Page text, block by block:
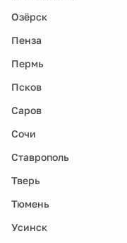
Озёрск
Пенза
Пермь
Псков
Саров
Сочи
Ставрополь
Тверь
Тюмень
Усинск